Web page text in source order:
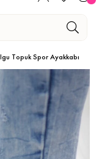
Topuk Spor Ayakkabı